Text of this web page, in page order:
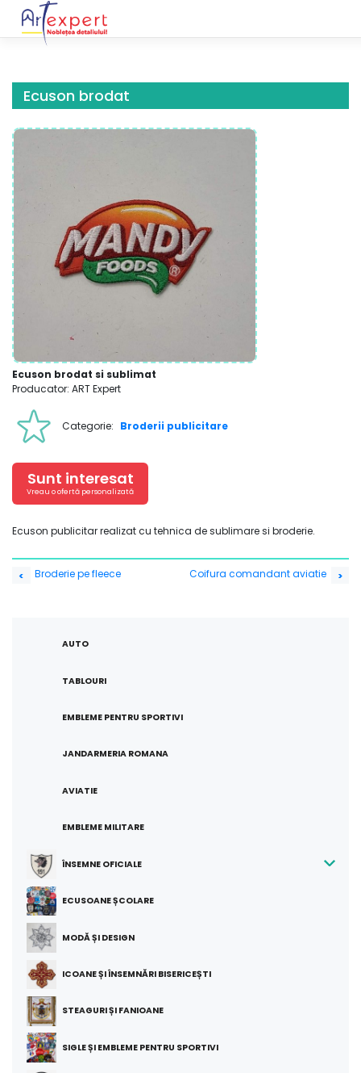
Ecuson brodat
Ecuson brodat si sublimat
Producator: ART Expert
Categorie: Broderii publicitare
Sunt interesat
Vreau o ofertă personalizată
Ecuson publicitar realizat cu tehnica de sublimare si broderie.
Navigare
Coifura comandant aviatie >
< Broderie pe fleece
AUTO
TABLOURI
EMBLEME PENTRU SPORTIVI
JANDARMERIA ROMANA
AVIATIE
EMBLEME MILITARE
ÎNSEMNE OFICIALE
ECUSOANE ȘCOLARE
MODĂ ȘI DESIGN
ICOANE ȘI ÎNSEMNĂRI BISERICEȘTI
STEAGURI ȘI FANIOANE
SIGLE ȘI EMBLEME PENTRU SPORTIVI